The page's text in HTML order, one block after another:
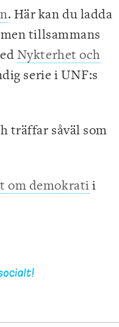
. Här kan du ladda
tillsammans
Nykterhet och
serie i UNF:s
träffar såväl som
om demokrati i